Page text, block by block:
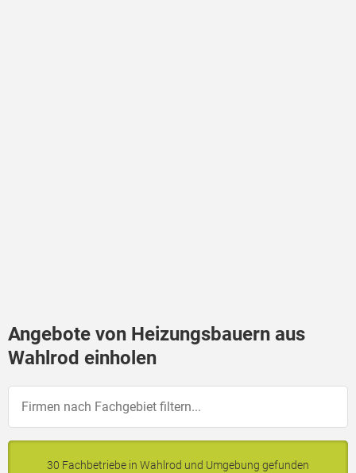
Angebote von Heizungsbauern aus
Wahlrod einholen
30 Fachbetriebe in Wahlrod und Umgebung gefunden